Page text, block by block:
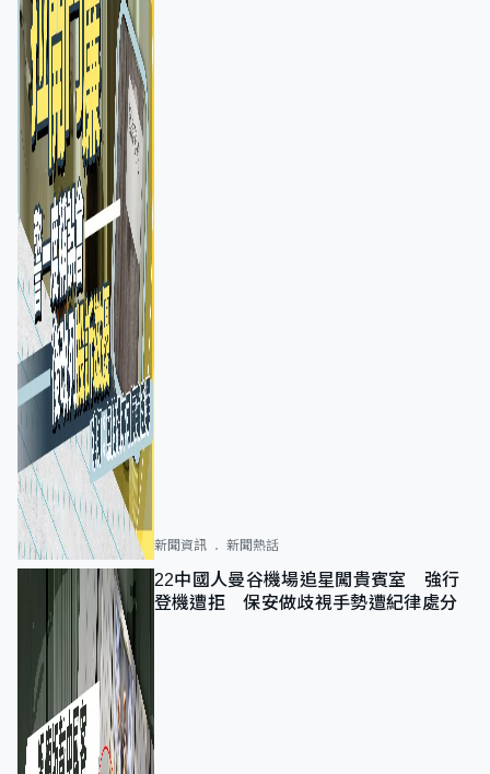
新聞資訊 新聞熱話
22中國人曼谷機場追星闖貴賓室 強行
登機遭拒 保安做歧視手勢遭紀律處分